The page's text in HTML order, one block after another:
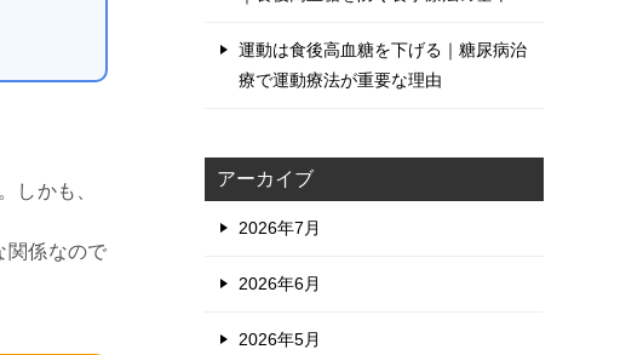
しかも、
関係なので
運動は食後高血糖を下げる｜糖尿病治
療で運動療法が重要な理由
アーカイブ
2026年7月
2026年6月
2026年5月